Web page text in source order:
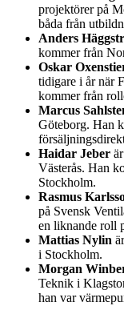
projektörer på
båda från
Anders
kommer från
Oskar
tidigare i år när
kommer från
Marcus
Göteborg. Han
Haidar Jeber
Västerås. Han
Stockholm.
Rasmus
på Svensk
en liknande roll
Mattias Nylin
i Stockholm.
Morgan
Teknik i
han var